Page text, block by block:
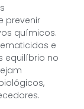
prevenir
químicos.
e
equilíbrio no